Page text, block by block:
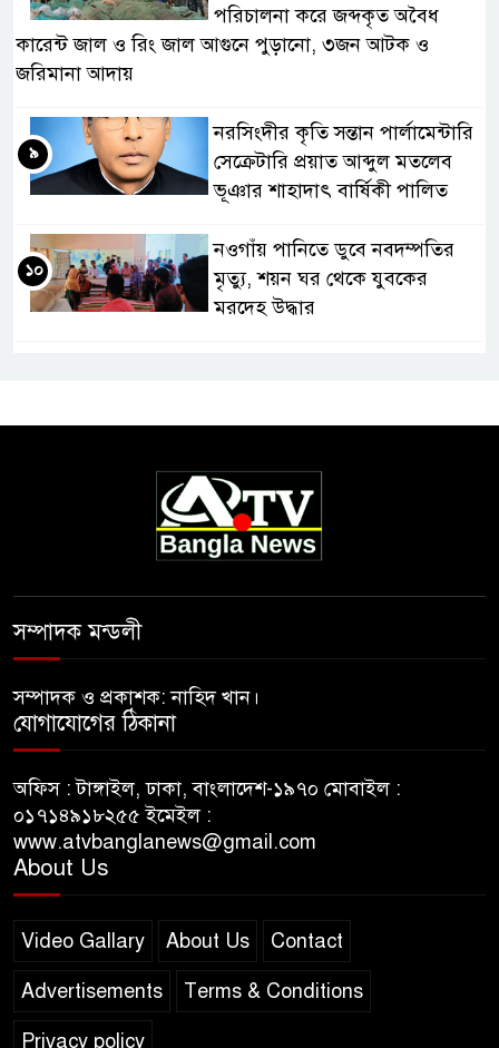
পরিচালনা করে জব্দকৃত অবৈধ
কারেন্ট জাল ও রিং জাল আগুনে পুড়ানো, ৩জন আটক ও
জরিমানা আদায়
নরসিংদীর কৃতি সন্তান পার্লামেন্টারি
সেক্রেটারি প্রয়াত আব্দুল মতলেব
ভূঞার শাহাদাৎ বার্ষিকী পালিত
৯
নওগাঁয় পানিতে ডুবে নবদম্পতির
মৃত্যু, শয়ন ঘর থেকে যুবকের
মরদেহ উদ্ধার
১০
সম্পাদক মন্ডলী
সম্পাদক ও প্রকাশক: নাহিদ খান।
যোগাযোগের ঠিকানা
অফিস : টাঙ্গাইল, ঢাকা, বাংলাদেশ-১৯৭০ মোবাইল :
০১৭১৪৯১৮২৫৫ ইমেইল :
www.atvbanglanews@gmail.com
About Us
Video Gallary About Us Contact
Advertisements Terms & Conditions
Privacy policy